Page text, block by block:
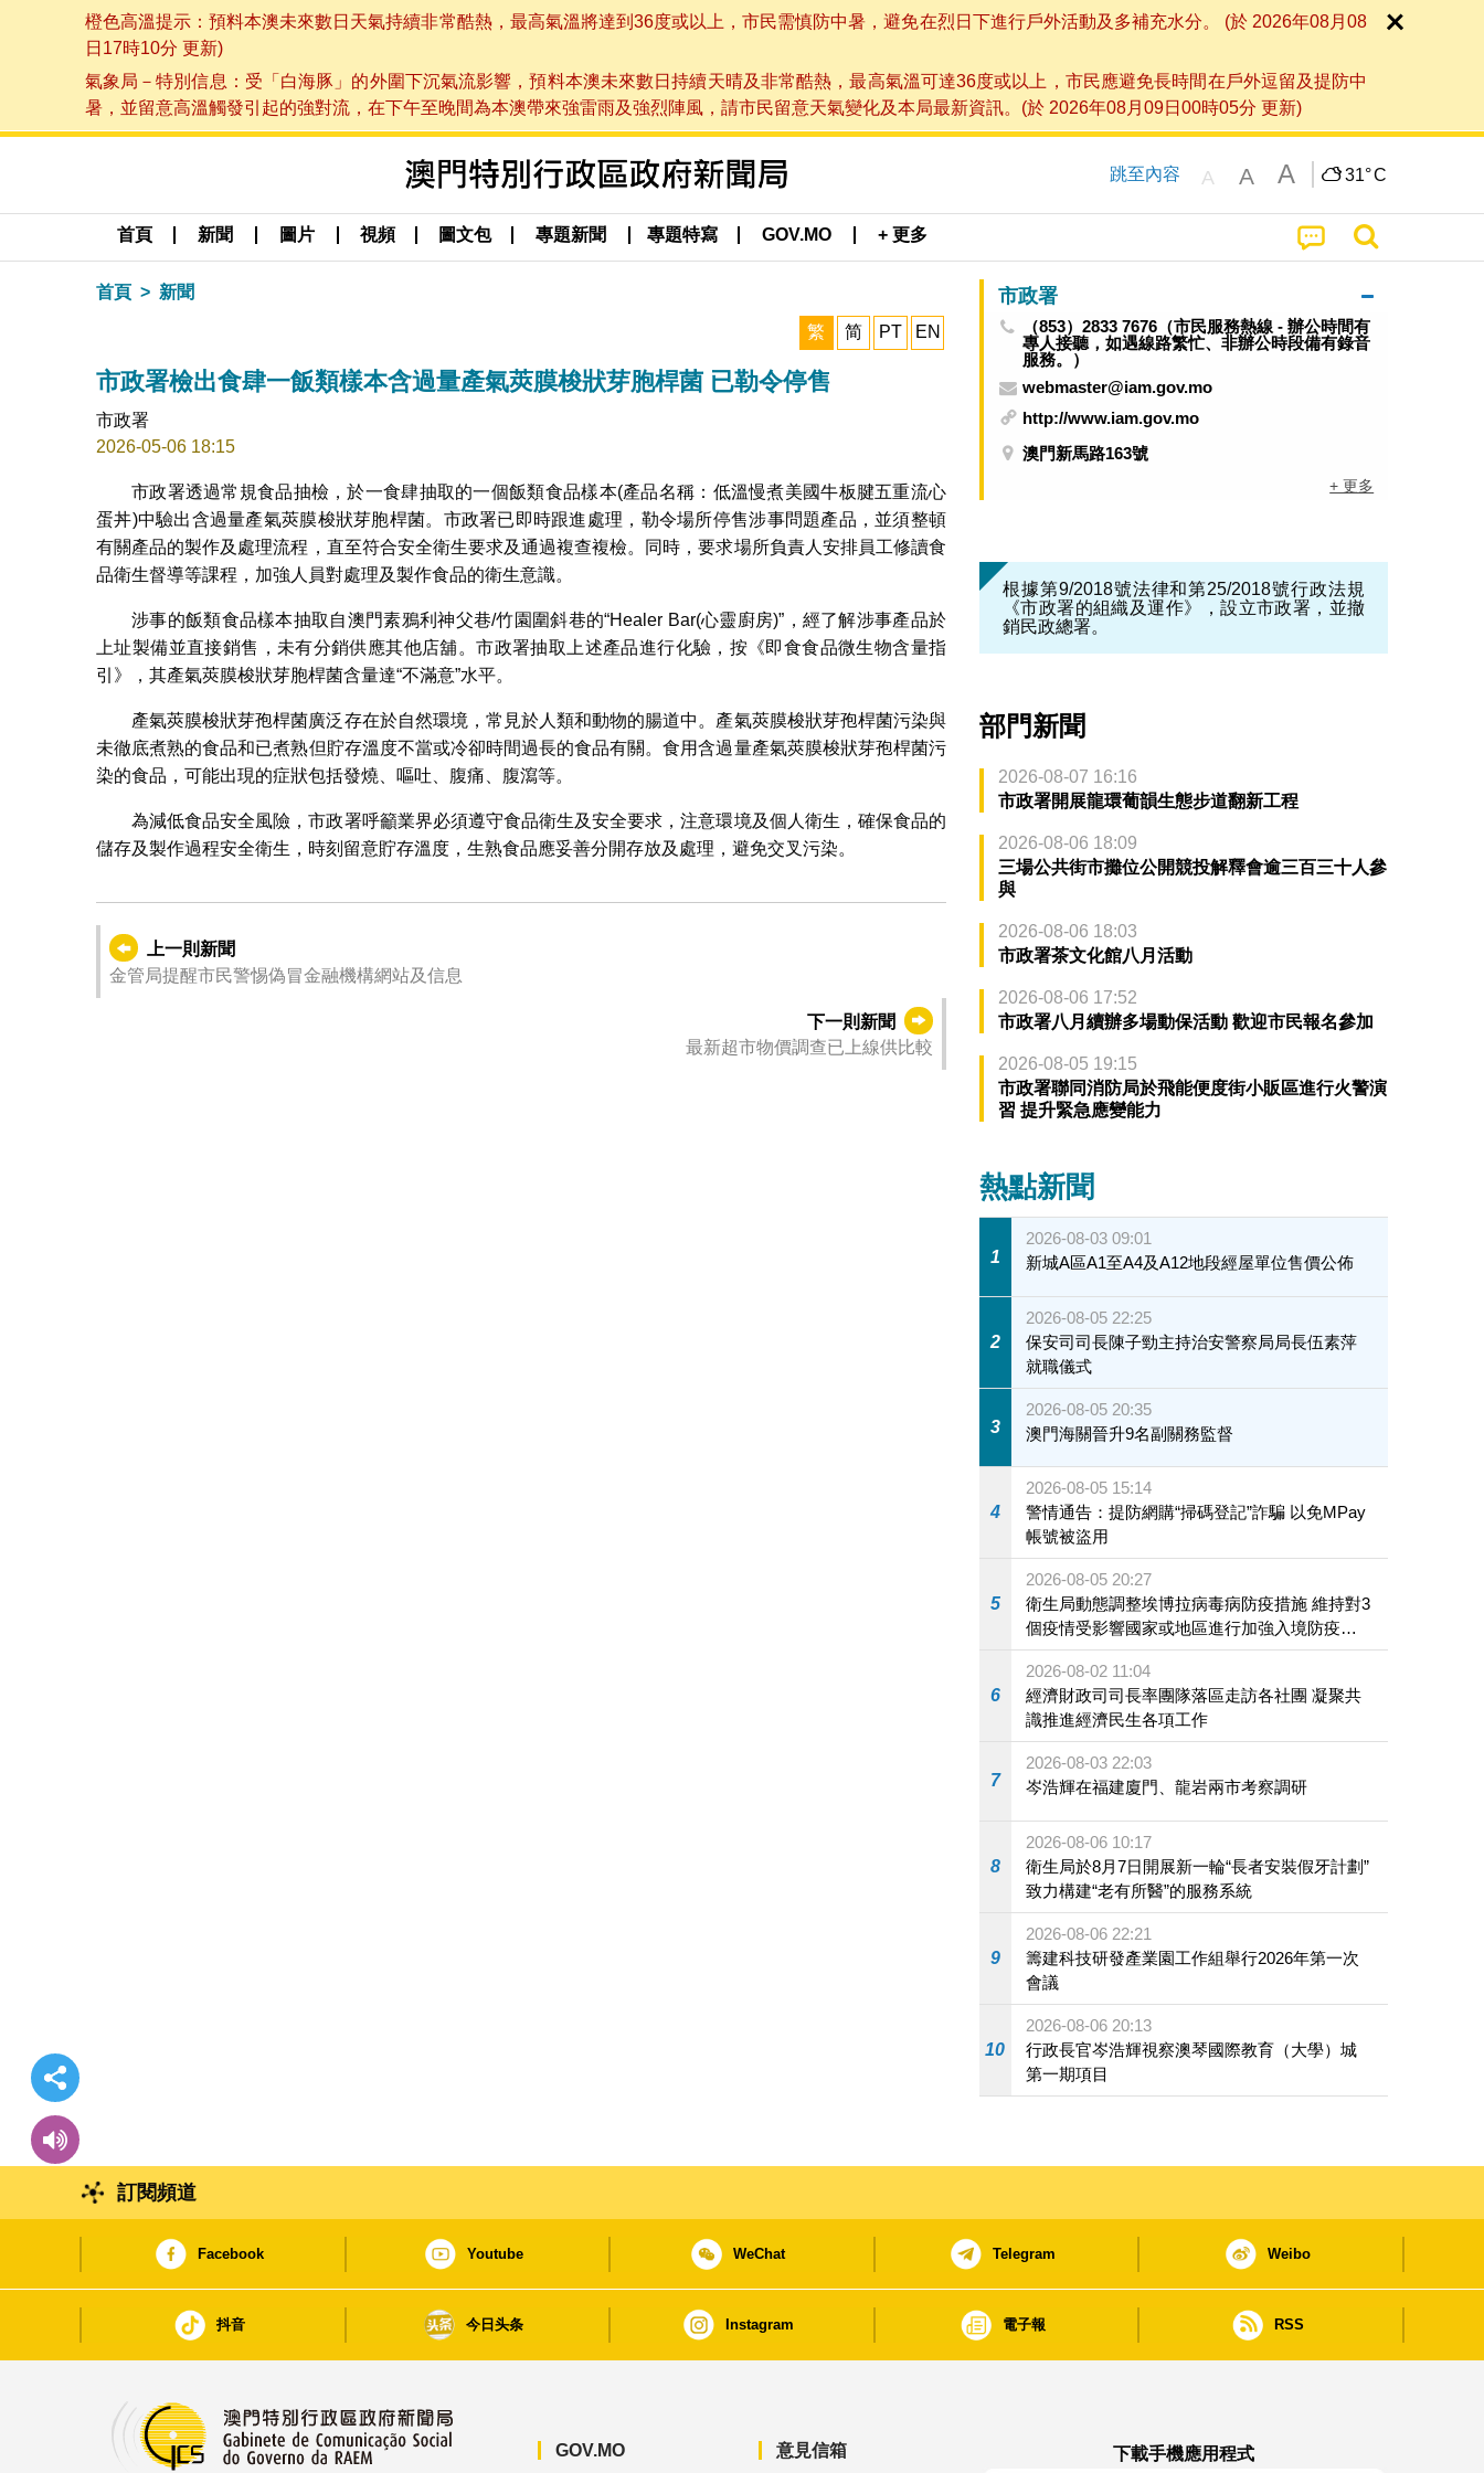
橙色高溫提示：預料本澳未來數日天氣持續非常酷熱，最高氣溫將達到36度或以上，市民需慎防中暑，避免在烈日下進行戶外活動及多補充水分。 (於 2026年08月08
日17時10分 更新)
氣象局－特別信息：受「白海豚」的外圍下沉氣流影響，預料本澳未來數日持續天晴及非常酷熱，最高氣溫可達36度或以上，市民應避免長時間在戶外逗留及提防中
暑，並留意高溫觸發引起的強對流，在下午至晚間為本澳帶來強雷雨及強烈陣風，請市民留意天氣變化及本局最新資訊。(於 2026年08月09日00時05分 更新)
跳至內容 A A A 31°C
首頁 新聞 圖片 視頻 圖文包 專題新聞 專題特寫 GOV.MO + 更多
首頁 新聞
繁 简 PT EN
市政署檢出食肆一飯類樣本含過量產氣莢膜梭狀芽胞桿菌 已勒令停售
市政署
2026-05-06 18:15
市政署透過常規食品抽檢，於一食肆抽取的一個飯類食品樣本(產品名稱：低溫慢煮美國牛板腱五重流心
蛋丼)中驗出含過量產氣莢膜梭狀芽胞桿菌。市政署已即時跟進處理，勒令場所停售涉事問題產品，並須整頓
有關產品的製作及處理流程，直至符合安全衛生要求及通過複查複檢。同時，要求場所負責人安排員工修讀食
品衛生督導等課程，加強人員對處理及製作食品的衛生意識。
涉事的飯類食品樣本抽取自澳門素鴉利神父巷/竹園圍斜巷的“Healer Bar(心靈廚房)”，經了解涉事產品於
上址製備並直接銷售，未有分銷供應其他店舖。市政署抽取上述產品進行化驗，按《即食食品微生物含量指
引》，其產氣莢膜梭狀芽胞桿菌含量達“不滿意”水平。
產氣莢膜梭狀芽孢桿菌廣泛存在於自然環境，常見於人類和動物的腸道中。產氣莢膜梭狀芽孢桿菌污染與
未徹底煮熟的食品和已煮熟但貯存溫度不當或冷卻時間過長的食品有關。食用含過量產氣莢膜梭狀芽孢桿菌污
染的食品，可能出現的症狀包括發燒、嘔吐、腹痛、腹瀉等。
為減低食品安全風險，市政署呼籲業界必須遵守食品衛生及安全要求，注意環境及個人衛生，確保食品的
儲存及製作過程安全衛生，時刻留意貯存溫度，生熟食品應妥善分開存放及處理，避免交叉污染。
上一則新聞
金管局提醒市民警惕偽冒金融機構網站及信息
下一則新聞
最新超市物價調查已上線供比較
市政署
（853）2833 7676（市民服務熱線 - 辦公時間有
專人接聽，如遇線路繁忙、非辦公時段備有錄音
服務。）
webmaster@iam.gov.mo
http://www.iam.gov.mo
澳門新馬路163號
+ 更多
根據第9/2018號法律和第25/2018號行政法規
《市政署的組織及運作》，設立市政署，並撤
銷民政總署。
部門新聞
2026-08-07 16:16
市政署開展龍環葡韻生態步道翻新工程
2026-08-06 18:09
三場公共街市攤位公開競投解釋會逾三百三十人參
與
2026-08-06 18:03
市政署茶文化館八月活動
2026-08-06 17:52
市政署八月續辦多場動保活動 歡迎市民報名參加
2026-08-05 19:15
市政署聯同消防局於飛能便度街小販區進行火警演
習 提升緊急應變能力
熱點新聞
1
2026-08-03 09:01
新城A區A1至A4及A12地段經屋單位售價公佈
2
2026-08-05 22:25
保安司司長陳子勁主持治安警察局局長伍素萍
就職儀式
3
2026-08-05 20:35
澳門海關晉升9名副關務監督
4
2026-08-05 15:14
警情通告：提防網購“掃碼登記”詐騙 以免MPay
帳號被盜用
5
2026-08-05 20:27
衛生局動態調整埃博拉病毒病防疫措施 維持對3
個疫情受影響國家或地區進行加強入境防疫措
施
6
2026-08-02 11:04
經濟財政司司長率團隊落區走訪各社團 凝聚共
識推進經濟民生各項工作
7
2026-08-03 22:03
岑浩輝在福建廈門、龍岩兩市考察調研
8
2026-08-06 10:17
衛生局於8月7日開展新一輪“長者安裝假牙計劃”
致力構建“老有所醫”的服務系統
9
2026-08-06 22:21
籌建科技研發產業園工作組舉行2026年第一次
會議
10
2026-08-06 20:13
行政長官岑浩輝視察澳琴國際教育（大學）城
第一期項目
訂閱頻道
Facebook Youtube WeChat Telegram Weibo
抖音 今日头条 Instagram 電子報 RSS
GOV.MO 意見信箱
下載手機應用程式